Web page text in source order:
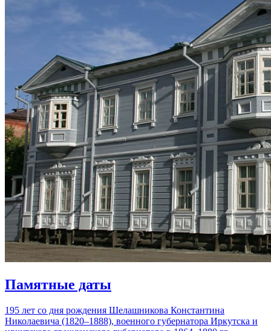
Памятные даты
195 лет со дня рождения Шелашникова Константина
Николаевича (1820–1888), военного губернатора Иркутска и